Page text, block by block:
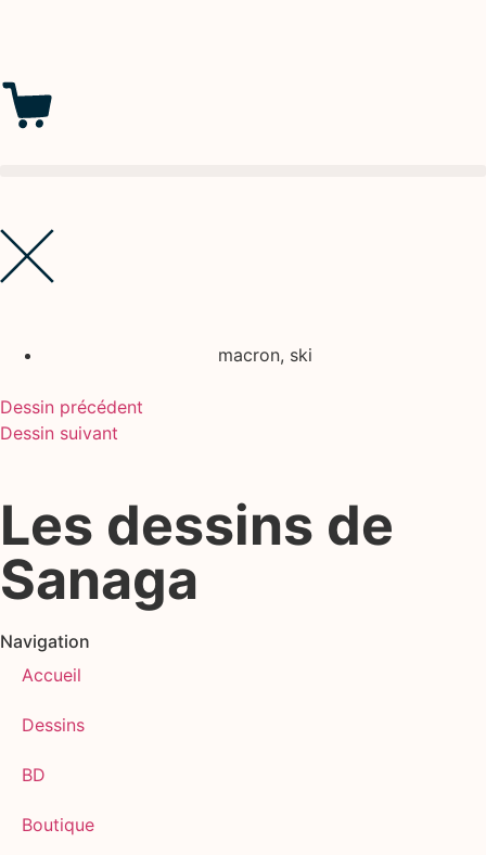
macron, ski
Dessin précédent
Dessin suivant
Les dessins de
Sanaga
Navigation
Accueil
Dessins
BD
Boutique